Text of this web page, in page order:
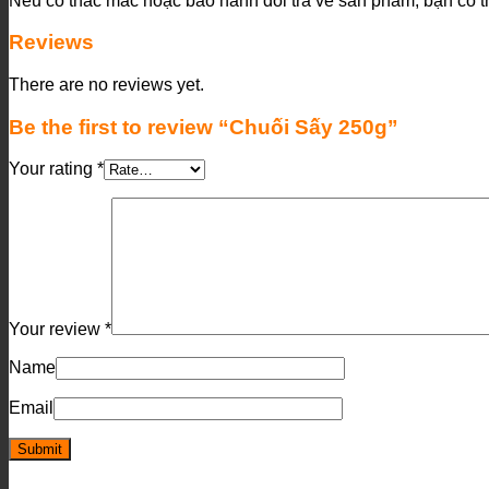
Reviews
There are no reviews yet.
Be the first to review “Chuối Sấy 250g”
Your rating *
Your review *
Name
Email